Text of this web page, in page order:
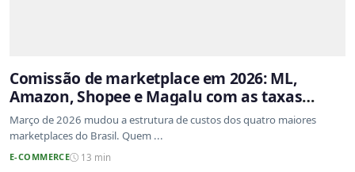
Comissão de marketplace em 2026: ML,
Amazon, Shopee e Magalu com as taxas
atualizadas
Março de 2026 mudou a estrutura de custos dos quatro maiores
marketplaces do Brasil. Quem ...
E-COMMERCE 13 min